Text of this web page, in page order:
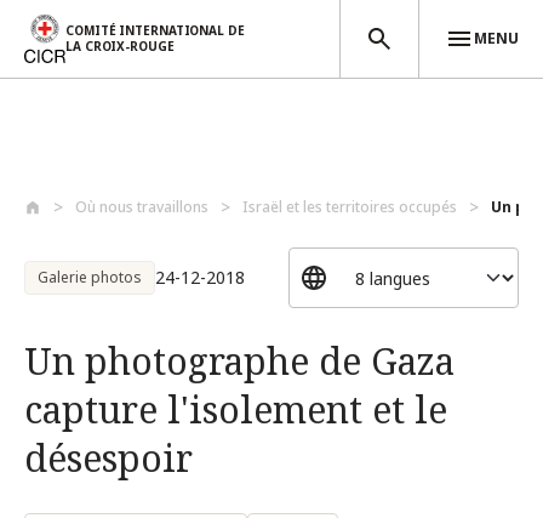
COMITÉ INTERNATIONAL DE
LA CROIX-ROUGE
MENU
Où nous travaillons Israël et les territoires occupés Un
Galerie photos 24-12-2018
Un photographe de Gaza
capture l'isolement et le
désespoir